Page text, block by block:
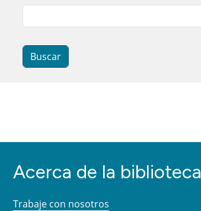
Acerca de la biblioteca
Trabaje con nosotros